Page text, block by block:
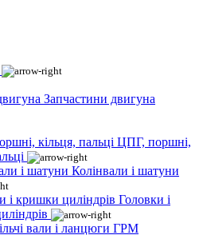
Запчастини двигуна
ЦПГ, поршні,
Колінвали і шатуни
Головки і